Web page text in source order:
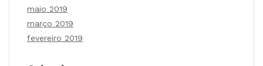
maio 2019
março 2019
fevereiro 2019